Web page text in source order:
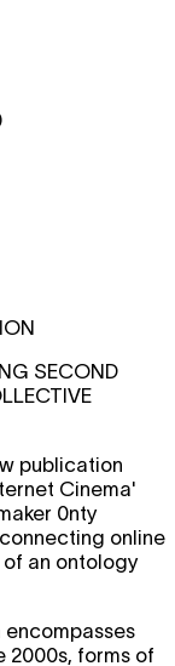
SECOND
publication
Cinema'
0nty
online
an ontology
2000s, forms of